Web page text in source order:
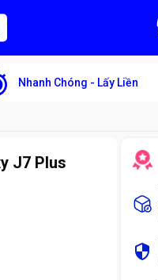
Nhanh Chóng - Lấy Liền
J7 Plus